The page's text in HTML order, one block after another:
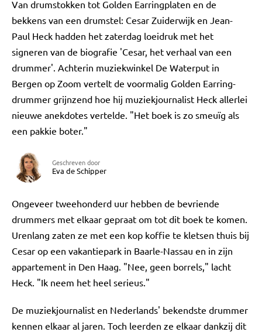
Van drumstokken tot Golden Earringplaten en de
bekkens van een drumstel: Cesar Zuiderwijk en Jean-
Paul Heck hadden het zaterdag loeidruk met het
signeren van de biografie 'Cesar, het verhaal van een
drummer'. Achterin muziekwinkel De Waterput in
Bergen op Zoom vertelt de voormalig Golden Earring-
drummer grijnzend hoe hij muziekjournalist Heck allerlei
nieuwe anekdotes vertelde. "Het boek is zo smeuïg als
een pakkie boter."
Geschreven door
Eva de Schipper
Ongeveer tweehonderd uur hebben de bevriende
drummers met elkaar gepraat om tot dit boek te komen.
Urenlang zaten ze met een kop koffie te kletsen thuis bij
Cesar op een vakantiepark in Baarle-Nassau en in zijn
appartement in Den Haag. "Nee, geen borrels," lacht
Heck. "Ik neem het heel serieus."
De muziekjournalist en Nederlands' bekendste drummer
kennen elkaar al jaren. Toch leerden ze elkaar dankzij dit